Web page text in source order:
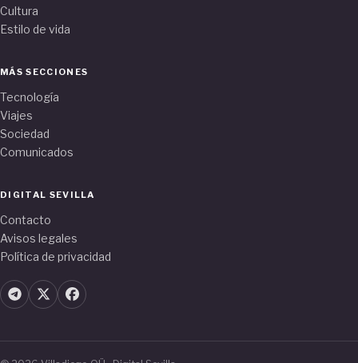
Cultura
Estilo de vida
MÁS SECCIONES
Tecnología
Viajes
Sociedad
Comunicados
DIGITAL SEVILLA
Contacto
Avisos legales
Política de privacidad